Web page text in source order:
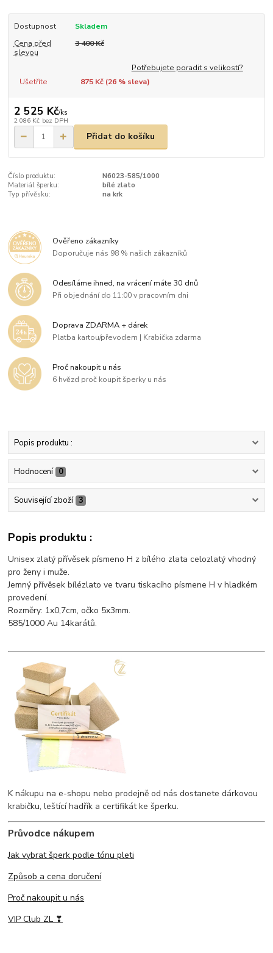
Dostupnost
Skladem
Cena před
slevou
3 400 Kč
Potřebujete poradit s velikostí?
Ušetříte
875 Kč (26% sleva)
2 525 Kč/ks
2 086 Kč bez DPH
Přidat do košíku
Číslo produktu:
N6023-585/1000
Materiál šperku:
bílé zlato
Typ přívěsku:
na krk
Ověřeno zákazníky
Doporučuje nás 98 % našich zákazníků
Odesíláme ihned, na vrácení máte 30 dnů
Při objednání do 11:00 v pracovním dni
Doprava ZDARMA + dárek
Platba kartou/převodem | Krabička zdarma
Proč nakoupit u nás
6 hvězd proč koupit šperky u nás
Popis produktu :
Hodnocení 0
Související zboží 3
Popis produktu :
Unisex zlatý přívěsek písmeno H z bílého zlata celozlatý vhodný
pro ženy i muže.
Jemný přívěsek bílézlato ve tvaru tiskacího písmene H v hladkém
provedení.
Rozměry: 1x0,7cm, očko 5x3mm.
585/1000 Au 14karátů.
K nákupu na e-shopu nebo prodejně od nás dostanete dárkovou
krabičku, leštící hadřík a certifikát ke šperku.
Průvodce nákupem
Jak vybrat šperk podle tónu pleti
Způsob a cena doručení
Proč nakoupit u nás
VIP Club ZL ❣